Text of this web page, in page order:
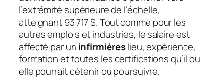
l’extrémité supérieure de l’échelle,
atteignant 93 717 $. Tout comme pour les
autres emplois et industries, le salaire est
affecté par un infirmièreslieu, expérience,
formation et toutes les certifications qu’il ou
elle pourrait détenir ou poursuivre.